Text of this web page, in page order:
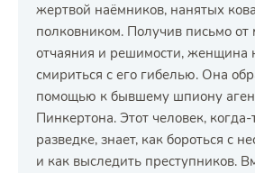
жертвой наёмников, нанятых
полковником. Получив письмо
отчаяния и решимости, женщина
смириться с его гибелью. Она
помощью к бывшему шпиону
Пинкертона. Этот человек,
разведке, знает, как бороться с
и как выследить преступников.